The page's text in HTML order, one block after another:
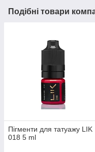
Подібні товари
Пігменти для татуажу LIK
018 5 ml